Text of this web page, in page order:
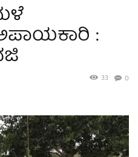
:
0
33